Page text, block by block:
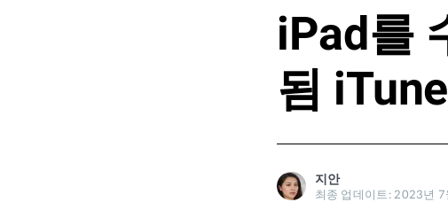
iPad를
됨
지안
최종 업데이트: 2023년 7